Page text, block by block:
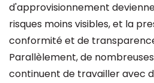
d'approvisionnement
risques moins visibles, et la
conformité et de
Parallèlement, de
continuent de travailler avec